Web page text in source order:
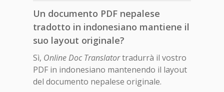
Un documento PDF nepalese
tradotto in indonesiano mantiene il
suo layout originale?
Sì, Online Doc Translatortradurrà il vostro
PDF in indonesiano mantenendo il layout
del documento nepalese originale.